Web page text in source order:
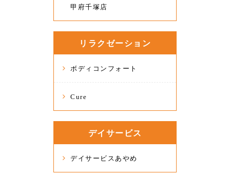
甲府千塚店
リラクゼーション
ボディコンフォート
Cure
デイサービス
デイサービスあやめ